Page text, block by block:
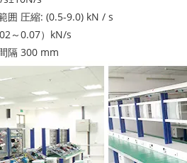
囲 圧縮: (0.5-9.0) kN / s
～0.07）kN/s
隔 300 mm